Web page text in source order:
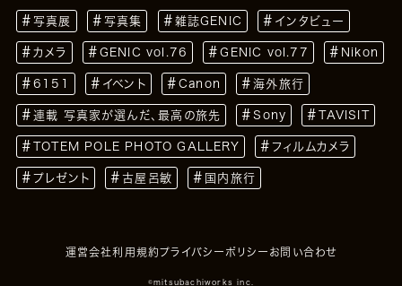
写真展 写真集 雑誌GENIC インタビュー
カメラ GENIC vol.76 GENIC vol.77 Nikon
6151 イベント Canon 海外旅行
連載 写真家が選んだ、最高の旅先 Sony TAVISIT
TOTEM POLE PHOTO GALLERY フィルムカメラ
プレゼント 古屋呂敏 国内旅行
運営会社利用規約プライバシーポリシー お問い合わせ
©mitsubachiworks inc.